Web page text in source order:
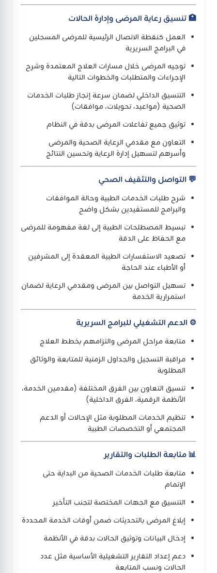
🏥 تنسيق رعاية المرضى وإدارة الحالات
العمل كنقطة الاتصال الرئيسية للمرضى المسجلين
في البرامج السريرية
توجيه المرضى خلال مسارات العلاج المعتمدة وشرح
الإجراءات والمتطلبات والخطوات التالية
التنسيق الداخلي لضمان سرعة إنجاز طلبات الخدمات
الصحية (مواعيد، تحويلات، موافقات)
توثيق جميع تفاعلات المرضى بدقة في النظام
التعاون مع مقدمي الرعاية الصحية والمرضى
وأسرهم لتسهيل إدارة الرعاية وتحسين النتائج
💬 التواصل والتثقيف الصحي
شرح طلبات الخدمات الطبية وحالة الموافقات
والبرامج للمستفيدين بشكل واضح
تبسيط المصطلحات الطبية إلى لغة مفهومة للمرضى
مع الحفاظ على الدقة
تصعيد الاستفسارات الطبية المعقدة إلى المشرفين
أو الأطباء عند الحاجة
تسهيل التواصل بين المرضى ومقدمي الرعاية لضمان
استمرارية الخدمة
⚙️ الدعم التشغيلي للبرامج السريرية
متابعة مراحل المرضى والتزامهم بخطط العلاج
مراقبة التسجيل والجداول الزمنية للمتابعة والوثائق
المطلوبة
تنسيق التعاون بين الفرق المختلفة (مقدمين الخدمة،
الأنظمة الرقمية، الفرق الداخلية)
تنظيم الخدمات المطلوبة مثل الإحالات أو الدعم
المجتمعي أو التخصصات الطبية
📊 متابعة الطلبات والتقارير
متابعة طلبات الخدمات الصحية من البداية حتى
الإتمام
التنسيق مع الجهات المختصة لتجنب التأخير
إبلاغ المرضى بالتحديثات ضمن أوقات الخدمة المحددة
إدخال البيانات وتوثيق الحالات بدقة في الأنظمة
دعم إعداد التقارير التشغيلية الأساسية مثل عدد
الحالات ونسب المتابعة